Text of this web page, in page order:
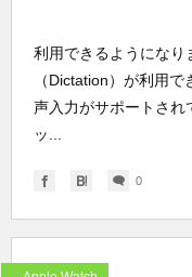
利用できるようになり
（Dictation）が利用
声入力がサポートされ
ッ...
0